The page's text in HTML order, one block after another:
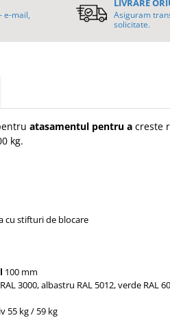
e-mail,
LIVRARE
Asiguram
solicitate.
atasamentul pentru a creste
kg.
cu stifturi de blocare
100 mm
3000, albastru RAL 5012, verde RAL
55 kg / 59 kg